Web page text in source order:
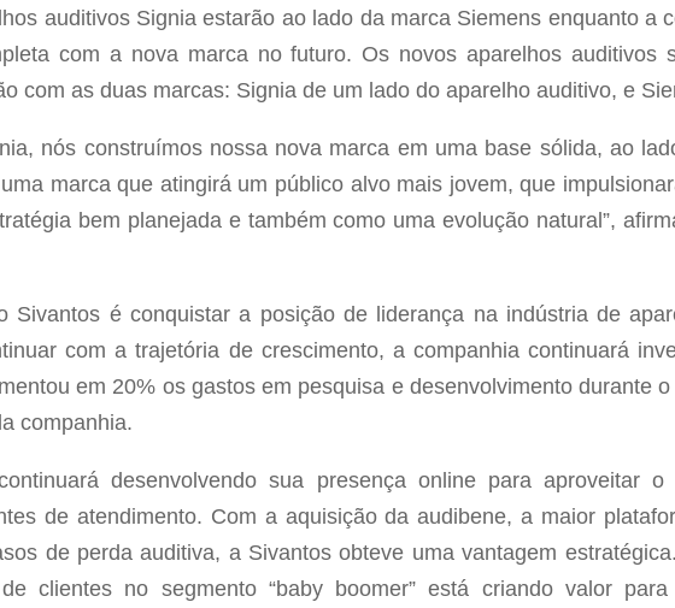
auditivos Signia estarão ao lado da marca Siemens enquanto a
com a nova marca no futuro. Os novos aparelhos auditivos
com as duas marcas: Signia de um lado do aparelho auditivo, e
nós construímos nossa nova marca em uma base sólida, ao
marca que atingirá um público alvo mais jovem, que
bem planejada e também como uma evolução natural”,
Sivantos é conquistar a posição de liderança na indústria de
com a trajetória de crescimento, a companhia continuará
em 20% os gastos em pesquisa e desenvolvimento durante
companhia.
desenvolvendo sua presença online para aproveitar
de atendimento. Com a aquisição da audibene, a maior
de perda auditiva, a Sivantos obteve uma vantagem
clientes no segmento “baby boomer” está criando valor